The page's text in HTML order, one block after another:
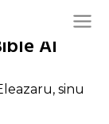
AI
sinu